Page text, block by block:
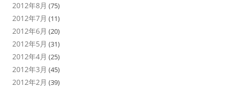
2012年8月 (75)
2012年7月 (11)
2012年6月 (20)
2012年5月 (31)
2012年4月 (25)
2012年3月 (45)
2012年2月 (39)